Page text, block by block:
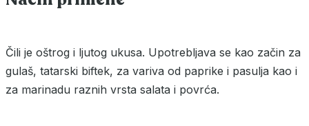
Čili je oštrog i ljutog ukusa. Upotrebljava se kao začin za
gulaš, tatarski biftek, za variva od paprike i pasulja kao i
za marinadu raznih vrsta salata i povrća.